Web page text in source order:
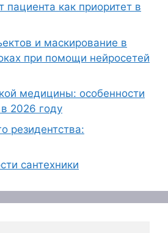
пациента как приоритет в
и маскирование в
при помощи нейросетей
медицины: особенности
2026 году
резидентства:
сантехники